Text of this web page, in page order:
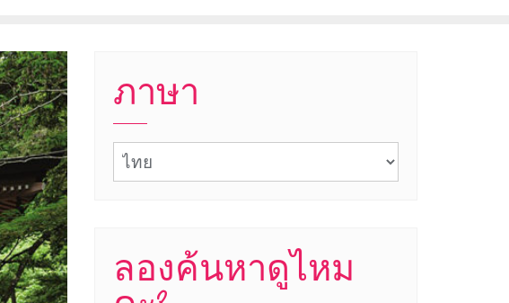
ภาษา
ภาษา
ลองค้นหาดูไหม